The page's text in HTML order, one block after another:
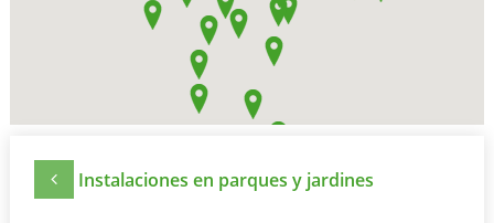
Portal de Transparencia
Instalaciones en parques y jardines